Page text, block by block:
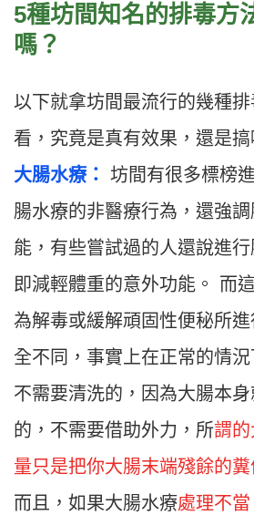
5種坊間知名的排毒方
嗎？
以下就拿坊間最流行的幾種
看，究竟是真有效果，還是搞
大腸水療： 坊間有很多標榜
腸水療的非醫療行為，還強
能，有些嘗試過的人還說進
即減輕體重的意外功能。 而
為解毒或緩解頑固性便秘所
全不同，事實上在正常的情
不需要清洗的，因為大腸本
的，不需要借助外力，所謂
量只是把你大腸末端殘餘的糞
而且，如果大腸水療處理不